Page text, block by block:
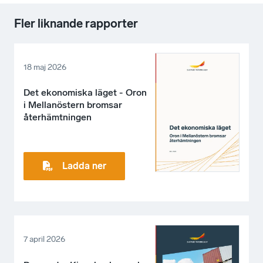
Fler liknande rapporter
18 maj 2026
Det ekonomiska läget - Oron
i Mellanöstern bromsar
återhämtningen
Ladda ner
7 april 2026